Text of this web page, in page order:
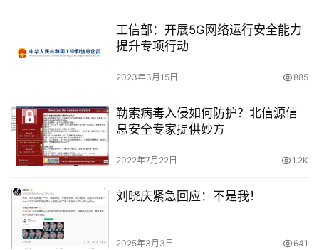
工信部：开展5G网络运行安全能力
提升专项行动
2023年3月15日 885
勒索病毒入侵如何防护？北信源信
息安全专家提供妙方
2022年7月22日 1.2K
刘晓庆紧急回应：不是我！
2025年3月3日 641